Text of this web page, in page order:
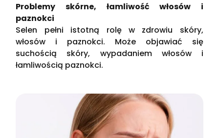
Problemy skórne, łamliwość włosów i
paznokci
Selen pełni istotną rolę w zdrowiu skóry,
włosów i paznokci. Może objawiać się
suchością skóry, wypadaniem włosów i
łamliwością paznokci​.